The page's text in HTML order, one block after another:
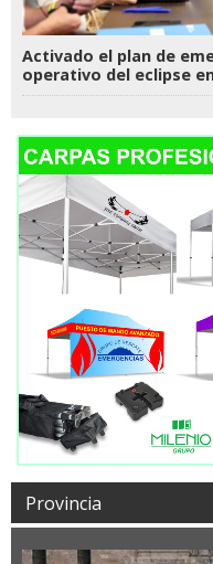
Activado el plan de
operativo del eclipse
Provincia